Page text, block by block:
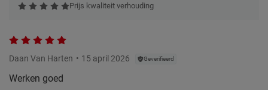
Prijs kwaliteit verhouding
Daan Van Harten 15 april 2026 Geverifieerd
Werken goed